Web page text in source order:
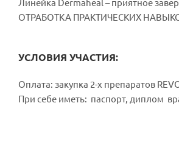
Линейка Dermaheal – приятное
ОТРАБОТКА ПРАКТИЧЕСКИХ
УСЛОВИЯ УЧАСТИЯ:
Оплата: закупка 2-х препаратов
При себе иметь: паспорт, диплом